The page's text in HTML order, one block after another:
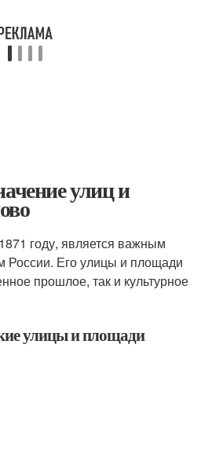
улиц и
году, является важным
Его улицы и площади
прошлое, так и культурное
улицы и площади